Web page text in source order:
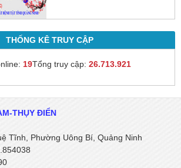
THỐNG KÊ TRUY CẬP
19Tổng truy cập: 26.713.921
THỤY ĐIỂN
Tĩnh, Phường Uông Bí, Quảng Ninh